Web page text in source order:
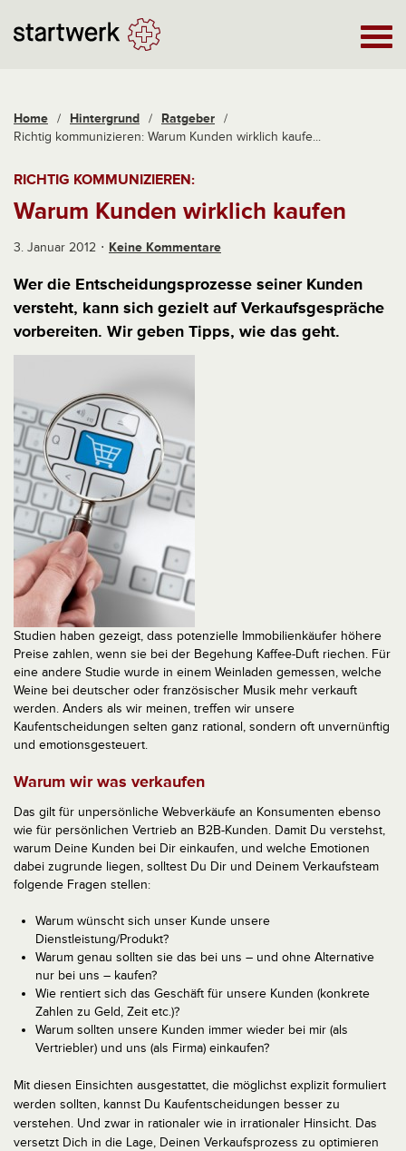
Home / Hintergrund / Ratgeber /
Richtig kommunizieren: Warum Kunden wirklich kaufe...
RICHTIG KOMMUNIZIEREN:
Warum Kunden wirklich kaufen
3. Januar 2012 Keine Kommentare
Wer die Entscheidungsprozesse seiner Kunden
versteht, kann sich gezielt auf Verkaufsgespräche
vorbereiten. Wir geben Tipps, wie das geht.
Studien haben gezeigt, dass potenzielle Immobilienkäufer höhere
Preise zahlen, wenn sie bei der Begehung Kaffee-Duft riechen. Für
eine andere Studie wurde in einem Weinladen gemessen, welche
Weine bei deutscher oder französischer Musik mehr verkauft
werden. Anders als wir meinen, treffen wir unsere
Kaufentscheidungen selten ganz rational, sondern oft unvernünftig
und emotionsgesteuert.
Warum wir was verkaufen
Das gilt für unpersönliche Webverkäufe an Konsumenten ebenso
wie für persönlichen Vertrieb an B2B-Kunden. Damit Du verstehst,
warum Deine Kunden bei Dir einkaufen, und welche Emotionen
dabei zugrunde liegen, solltest Du Dir und Deinem Verkaufsteam
folgende Fragen stellen:
Warum wünscht sich unser Kunde unsere
Dienstleistung/Produkt?
Warum genau sollten sie das bei uns – und ohne Alternative
nur bei uns – kaufen?
Wie rentiert sich das Geschäft für unsere Kunden (konkrete
Zahlen zu Geld, Zeit etc.)?
Warum sollten unsere Kunden immer wieder bei mir (als
Vertriebler) und uns (als Firma) einkaufen?
Mit diesen Einsichten ausgestattet, die möglichst explizit formuliert
werden sollten, kannst Du Kaufentscheidungen besser zu
verstehen. Und zwar in rationaler wie in irrationaler Hinsicht. Das
versetzt Dich in die Lage, Deinen Verkaufsprozess zu optimieren